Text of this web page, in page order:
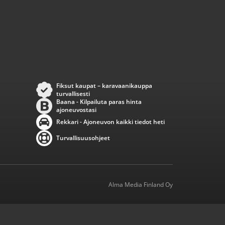
Fiksut kaupat – karavaanikauppa
turvallisesti
Baana - Kilpailuta paras hinta
ajoneuvostasi
Rekkari - Ajoneuvon kaikki tiedot heti
Turvallisuusohjeet
Alma Media Finland Oy